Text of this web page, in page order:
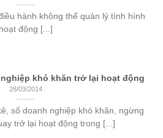
hành không thể quản lý tình hình
hoạt động [...]
khó khăn trở lại hoạt động
28/03/2014
số doanh nghiệp khó khăn, ngừng
trở lại hoạt động trong [...]